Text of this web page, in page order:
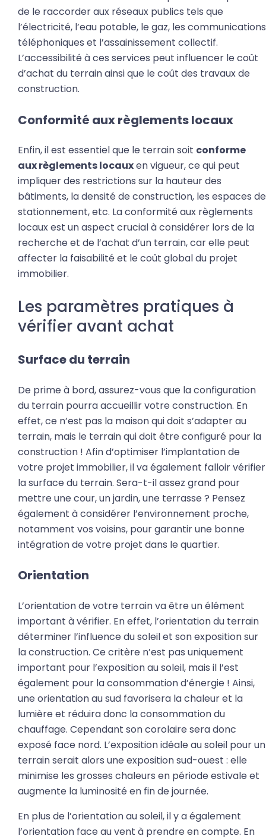
de le raccorder aux réseaux publics tels que
l’électricité, l’eau potable, le gaz, les communications
téléphoniques et l’assainissement collectif.
L’accessibilité à ces services peut influencer le coût
d’achat du terrain ainsi que le coût des travaux de
construction.
Conformité aux règlements locaux
Enfin, il est essentiel que le terrain soit conforme
aux règlements locauxen vigueur, ce qui peut
impliquer des restrictions sur la hauteur des
bâtiments, la densité de construction, les espaces de
stationnement, etc. La conformité aux règlements
locaux est un aspect crucial à considérer lors de la
recherche et de l’achat d’un terrain, car elle peut
affecter la faisabilité et le coût global du projet
immobilier.
Les paramètres pratiques à
vérifier avant achat
Surface du terrain
De prime à bord, assurez-vous que la configuration
du terrain pourra accueillir votre construction. En
effet, ce n’est pas la maison qui doit s’adapter au
terrain, mais le terrain qui doit être configuré pour la
construction ! Afin d’optimiser l’implantation de
votre projet immobilier, il va également falloir vérifier
la surface du terrain. Sera-t-il assez grand pour
mettre une cour, un jardin, une terrasse ? Pensez
également à considérer l’environnement proche,
notamment vos voisins, pour garantir une bonne
intégration de votre projet dans le quartier.
Orientation
L’orientation de votre terrain va être un élément
important à vérifier. En effet, l’orientation du terrain
déterminer l’influence du soleil et son exposition sur
la construction. Ce critère n’est pas uniquement
important pour l’exposition au soleil, mais il l’est
également pour la consommation d’énergie ! Ainsi,
une orientation au sud favorisera la chaleur et la
lumière et réduira donc la consommation du
chauffage. Cependant son corolaire sera donc
exposé face nord. L’exposition idéale au soleil pour un
terrain serait alors une exposition sud-ouest : elle
minimise les grosses chaleurs en période estivale et
augmente la luminosité en fin de journée.
En plus de l’orientation au soleil, il y a également
l’orientation face au vent à prendre en compte. En